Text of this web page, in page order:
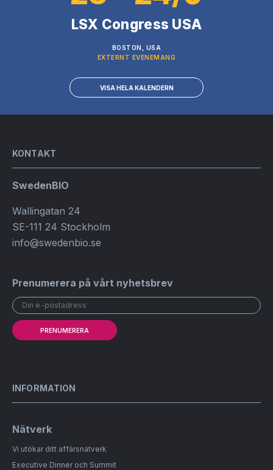
LSX Congress USA
BOSTON, USA
EXTERNT EVENEMANG
VISA HELA KALENDERN
KONTAKT
SwedenBIO
Wallingatan 24
SE-111 24 Stockholm
info@swedenbio.se
Prenumerera på vårt nyhetsbrev
PRENUMERERA
INFORMATION
Nätverk
Vi utökar ditt affärsnätverk
Executive Dinner och Summit